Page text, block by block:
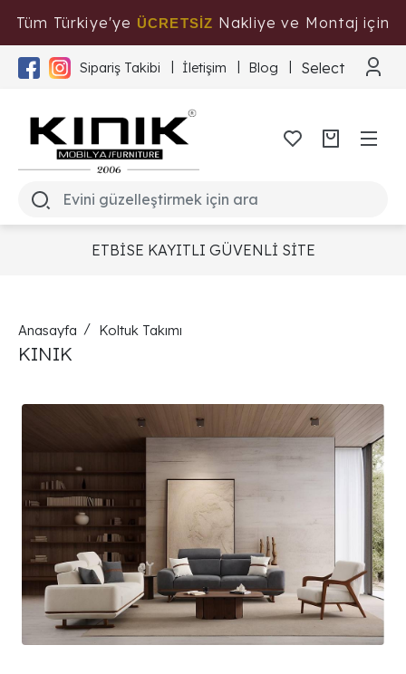
Tüm Türkiye'ye ÜCRETSİZ Nakliye ve Montaj için
Tıklayınız
Sipariş Takibi İletişim Blog Select
ETBİSE KAYITLI GÜVENLİ SİTE
Anasayfa Koltuk Takımı
KINIK